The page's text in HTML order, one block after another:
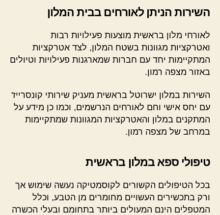
השירות הניתן לאורחים בבית המלון
לאורחי מלון בראשית מוצעות פעילויות רבות
ואטרקציות מגוונות בשטח המלון, לצד אטרקציות
המתקיימות יחד עם חברות שמארגנות פעילויות וטיולים
באזור מצפה רמון.
השירות במלון ישרוטל בראשית מעניק שירותי קונסרייז'
עם יחס אישי וחם לאורחים הנרשמים, וכמו כן מידע על
המתקנים במלון והאטרקציות המגוונות שמתקיימות
במרחב של מצפה רמון.
טיפולי ספא במלון בראשית
בכל הטיפולים הקשורים לקוסמטיקה נעשה שימוש אך
ורק בתכשירים העשויים מחומרים מן הטבע, וכלל
המטפלים הינם המעולים ביותר בתחומם ובעלי הכשרה